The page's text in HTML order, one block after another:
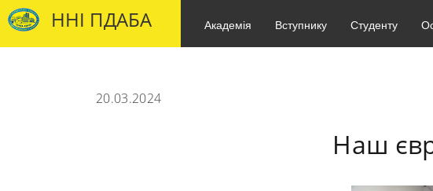
ННІ ПДАБА Академія Вступнику Студенту
20.03.2024
Наш